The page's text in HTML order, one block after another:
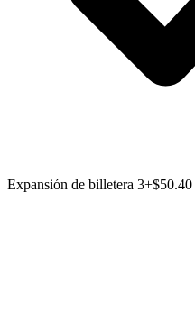
Expansión de billetera 3+$50.40